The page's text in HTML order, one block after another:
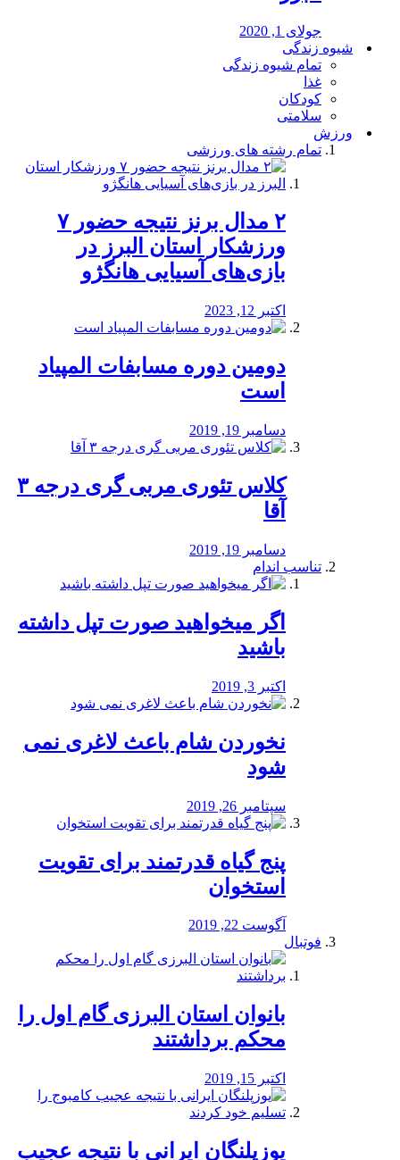
جولای 1, 2020
شیوه زندگی
تمام شیوه زندگی
غذا
کودکان
سلامتی
ورزش
تمام رشته های ورزشی
۲ مدال برنز نتیجه حضور ۷
ورزشکار استان البرز در
بازی‌های آسیایی هانگژو
اکتبر 12, 2023
دومین دوره مسابفات المپیاد
است
دسامبر 19, 2019
کلاس تئوری مربی گری درجه ۳
آقا
دسامبر 19, 2019
تناسب اندام
اگر میخواهید صورت تپل داشته
باشید
اکتبر 3, 2019
نخوردن شام باعث لاغری نمی
‌شود
سپتامبر 26, 2019
پنج گیاه قدرتمند برای تقویت
استخوان
آگوست 22, 2019
فوتبال
بانوان استان البرزی گام اول را
محكم برداشتند
اکتبر 15, 2019
یوزپلنگان ایرانی با نتیجه عجیب